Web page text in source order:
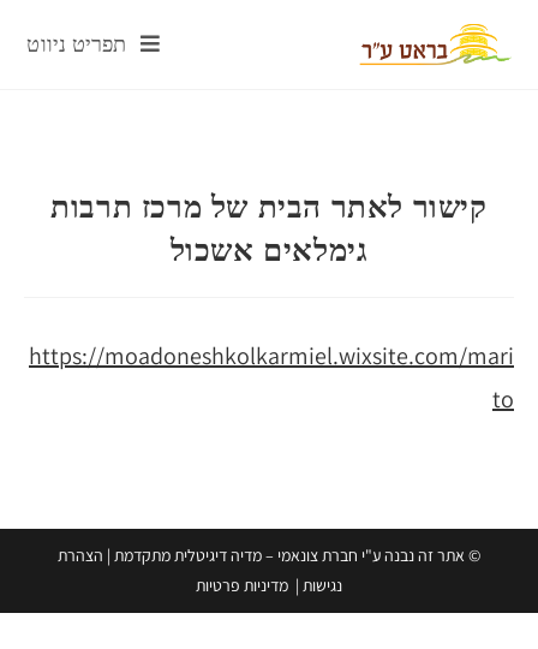
תפריט ניווט
קישור לאתר הבית של מרכז תרבות
גימלאים אשכול
https://moadoneshkolkarmiel.wixsite.com/mari
to
© אתר זה נבנה ע"י חברת צונאמי – מדיה דיגיטלית מתקדמת | הצהרת
נגישות | מדיניות פרטיות